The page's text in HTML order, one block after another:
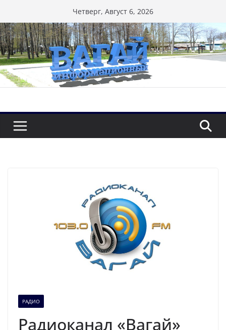
к
содержимому
Четверг, Август 6, 2026
РАДИО
Радиоканал «Вагай»